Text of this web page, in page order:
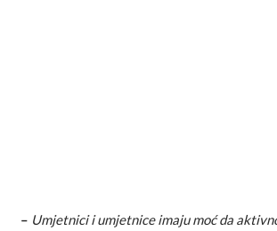
– Umjetnici i umjetnice imaju moć da